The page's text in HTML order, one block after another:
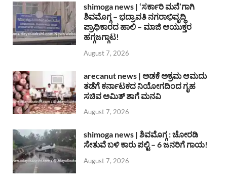
shimoga news | ‘ಸರ್ಕಾರಿ ಮನೆ’ಗಾಗಿ
ಶಿವಮೊಗ್ಗ – ಭದ್ರಾವತಿ ನಗರಾಭಿವೃದ್ದಿ
ಪ್ರಾಧಿಕಾರದ ಹಾಲಿ – ಮಾಜಿ ಆಯುಕ್ತರ
ಹಗ್ಗಜಗ್ಗಾಟ!
August 7, 2026
arecanut news | ಅಡಕೆ ಅಕ್ರಮ ಆಮದು
ತಡೆಗೆ ಕರ್ನಾಟಕದ ನಿಯೋಗದಿಂದ ಗೃಹ
ಸಚಿವ ಅಮಿತ್ ಶಾಗೆ ಮನವಿ
August 7, 2026
shimoga news | ಶಿವಮೊಗ್ಗ : ಚೋರಡಿ
ಸೇತುವೆ ಬಳಿ ಕಾರು ಪಲ್ಟಿ – 6 ಜನರಿಗೆ ಗಾಯ!
August 7, 2026